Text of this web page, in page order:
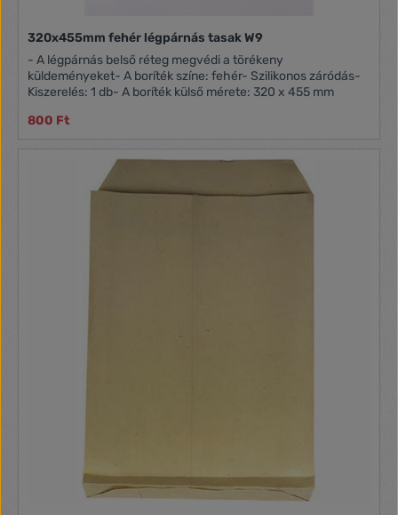
320x455mm fehér légpárnás tasak W9
- A légpárnás belső réteg megvédi a törékeny
küldeményeket- A boríték színe: fehér- Szilikonos záródás-
Kiszerelés: 1 db- A boríték külső mérete: 320 x 455 mm
800 Ft